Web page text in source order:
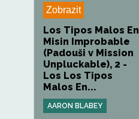
Zobrazit
Los Tipos Malos En
Misin Improbable
(Padouši v Mission
Unpluckable), 2 -
Los Los Tipos
Malos En...
AARON BLABEY